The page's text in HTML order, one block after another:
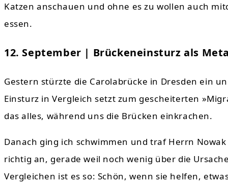
Katzen anschauen und ohne es zu wollen auch
essen.
12. September | Brückeneinsturz als
Gestern stürzte die Carolabrücke in Dresden ein
Einsturz in Vergleich setzt zum gescheiterten
das alles, während uns die Brücken einkrachen.
Danach ging ich schwimmen und traf Herrn
richtig an, gerade weil noch wenig über die
Vergleichen ist es so: Schön, wenn sie helfen,